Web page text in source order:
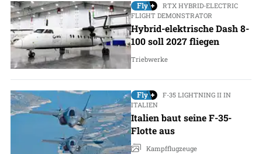
RTX HYBRID-ELECTRIC
FLIGHT DEMONSTRATOR
Hybrid-elektrische Dash 8-
100 soll 2027 fliegen
Triebwerke
F-35 LIGHTNING II IN
ITALIEN
Italien baut seine F-35-
Flotte aus
Kampfflugzeuge